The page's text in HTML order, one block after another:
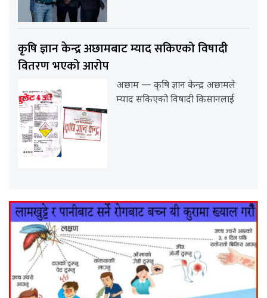
कृषि ज्ञान केन्द्र अछामबाट म्याद सकिएको विषादी
वितरण भएको आरोप
अछाम — कृषि ज्ञान केन्द्र अछामले
म्याद सकिएको विषादी किसानलाई